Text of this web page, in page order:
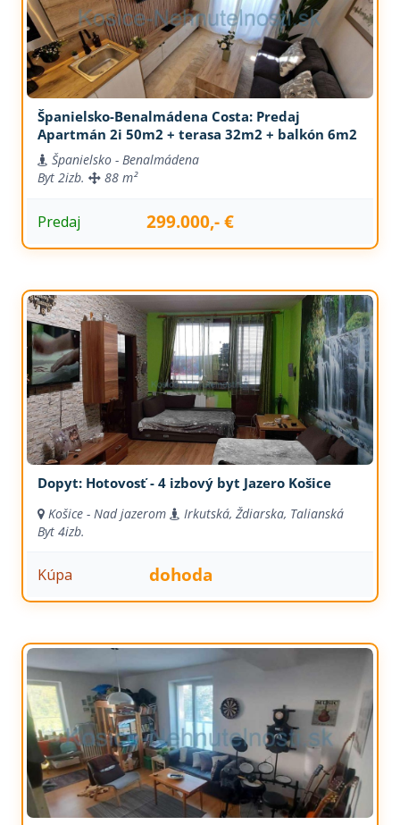
Španielsko-Benalmádena Costa: Predaj
Apartmán 2i 50m2 + terasa 32m2 + balkón 6m2
Španielsko - Benalmádena
Byt 2izb. 88 m²
Predaj 299.000,- €
Dopyt: Hotovosť - 4 izbový byt Jazero Košice
Košice - Nad jazerom
Irkutská, Ždiarska, Talianská
Byt 4izb.
Kúpa dohoda